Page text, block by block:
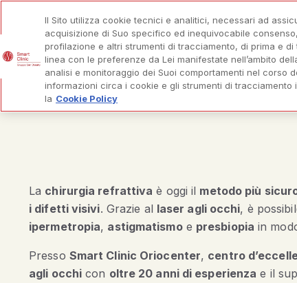
LA CHIRURGIA REFRATTIVA I DIFETTI VISIVI
La chirurgia refrattiva è oggi il metodo più
i difetti visivi. Grazie al laser agli occhi, è
ipermetropia, astigmatismoe presbiopia in
Presso Smart Clinic Oriocenter, centro
agli occhi con oltre 20 anni di esperienza e il
Il Sito utilizza cookie tecnici e analitici, necessari ad
acquisizione di Suo specifico ed inequivocabile
profilazione e altri strumenti di tracciamento, di prima e
linea con le preferenze da Lei manifestate nell’ambito
analisi e monitoraggio dei Suoi comportamenti nel corso
informazioni circa i cookie e gli strumenti di
la Cookie Policy